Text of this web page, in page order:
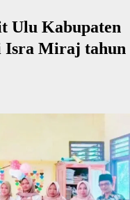
Ulu Kabupaten
Isra Miraj tahun